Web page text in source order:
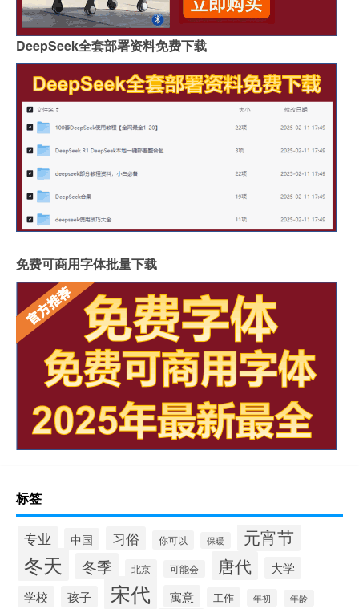
DeepSeek全套部署资料免费下载
免费可商用字体批量下载
标签
专业 中国 习俗 你可以 保暖 元宵节
冬天 冬季 北京 可能会 唐代
大学
学校
孩子 宋代 寓意 工作 年初 年龄